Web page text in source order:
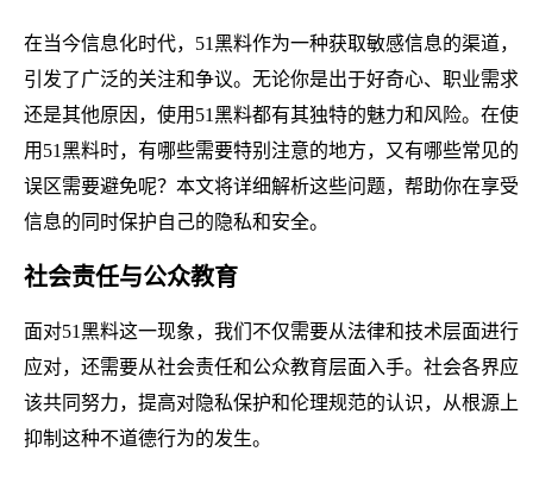
在当今信息化时代，51黑料作为一种获取敏感信息的渠道，
引发了广泛的关注和争议。无论你是出于好奇心、职业需求
还是其他原因，使用51黑料都有其独特的魅力和风险。在使
用51黑料时，有哪些需要特别注意的地方，又有哪些常见的
误区需要避免呢？本文将详细解析这些问题，帮助你在享受
信息的同时保护自己的隐私和安全。
社会责任与公众教育
面对51黑料这一现象，我们不仅需要从法律和技术层面进行
应对，还需要从社会责任和公众教育层面入手。社会各界应
该共同努力，提高对隐私保护和伦理规范的认识，从根源上
抑制这种不道德行为的发生。